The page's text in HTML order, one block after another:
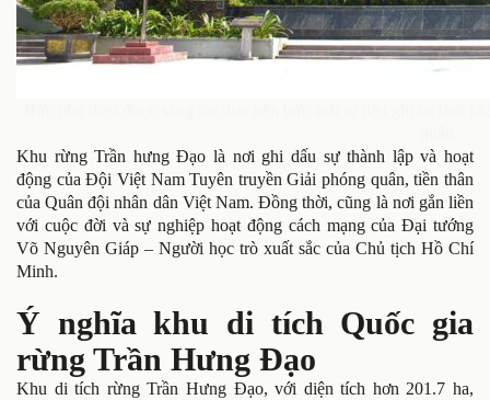
Khu rừng Trần hưng Đạo là nơi ghi dấu sự thành lập và hoạt
động của Đội Việt Nam Tuyên truyền Giải phóng quân, tiền thân
của Quân đội nhân dân Việt Nam. Đồng thời, cũng là nơi gắn liền
với cuộc đời và sự nghiệp hoạt động cách mạng của Đại tướng
Võ Nguyên Giáp – Người học trò xuất sắc của Chủ tịch Hồ Chí
Minh.
Ý nghĩa khu di tích Quốc gia
rừng Trần Hưng Đạo
Khu di tích rừng Trần Hưng Đạo, với diện tích hơn 201.7 ha,